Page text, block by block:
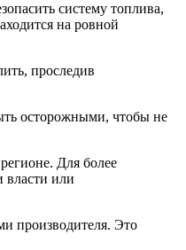
систему топлива,
на ровной
проследив
осторожными, чтобы не
Для более
власти или
производителя. Это